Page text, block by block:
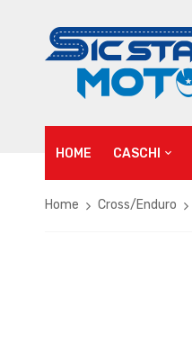
HOME CASCHI
Home Cross/Enduro